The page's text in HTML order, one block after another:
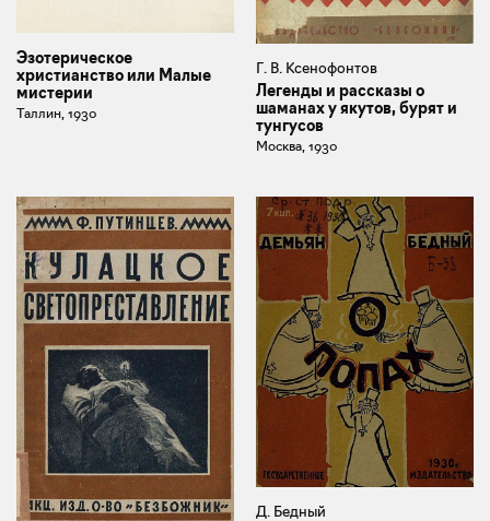
Эзотерическое
христианство или Малые
мистерии
Таллин, 1930
Г. В. Ксенофонтов
Легенды и рассказы о
шаманах у якутов, бурят и
тунгусов
Москва, 1930
Д. Бедный